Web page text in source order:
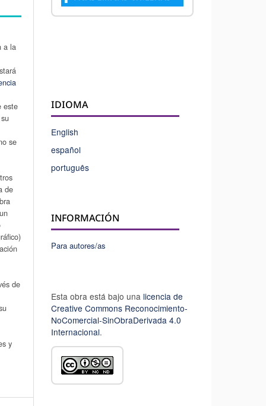
a la
este
se
de
de
y
IDIOMA
English
español
português
INFORMACIÓN
Para autores/as
Esta obra está bajo una licencia de
Creative Commons Reconocimiento-
NoComercial-SinObraDerivada 4.0
Internacional.